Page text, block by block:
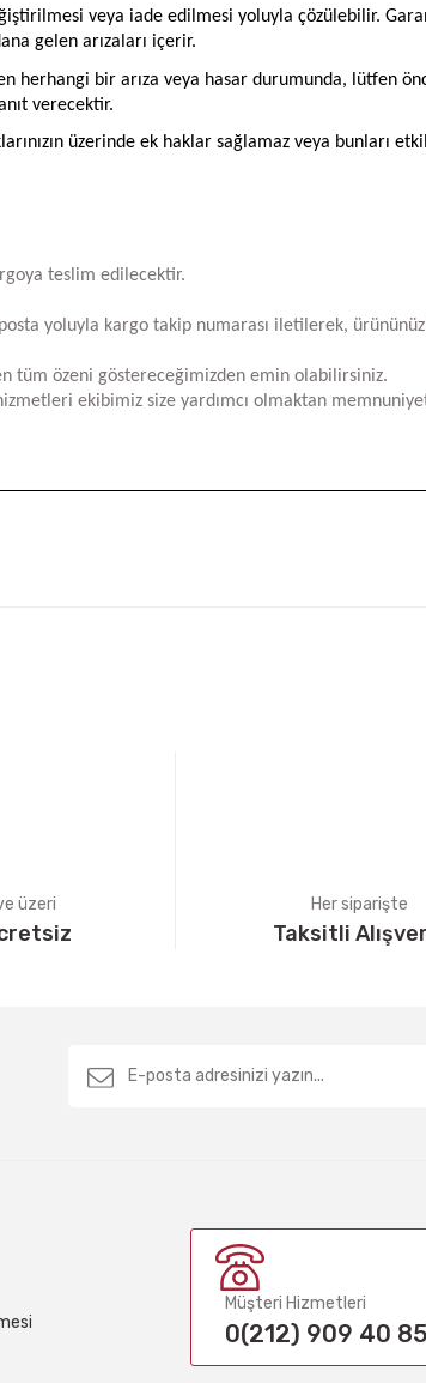
veya iade edilmesi yoluyla çözülebilir.
gelen arızaları içerir.
herhangi bir arıza veya hasar durumunda, lütfen
verecektir.
üzerinde ek haklar sağlamaz veya bunları
teslim edilecektir.
yoluyla kargo takip numarası iletilerek,
tüm özeni göstereceğimizden emin olabilirsiniz.
ekibimiz size yardımcı olmaktan
üzeri Her siparişte
Taksitli
Müşteri Hizmetleri
0(212) 909 40 85